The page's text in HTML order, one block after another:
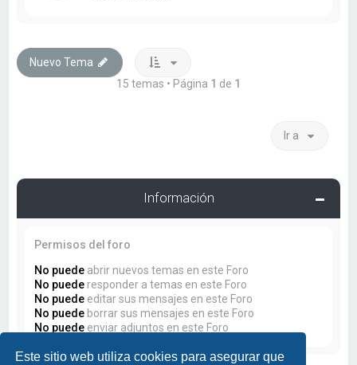
Este sitio web utiliza cookies para asegurar que
Nuevo Tema
15 temas • Página 1 de 1
Ir a
Información
Permisos del foro
No puede abrir nuevos temas en este Foro
No puede responder a temas en este Foro
No puede editar sus mensajes en este Foro
No puede borrar sus mensajes en este Foro
No puede enviar adjuntos en este Foro